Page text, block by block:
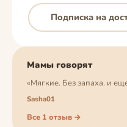
Подписка на
Мамы говорят
«Мягкие. Без запаха. и
Sasha01
Все 1 отзыв →